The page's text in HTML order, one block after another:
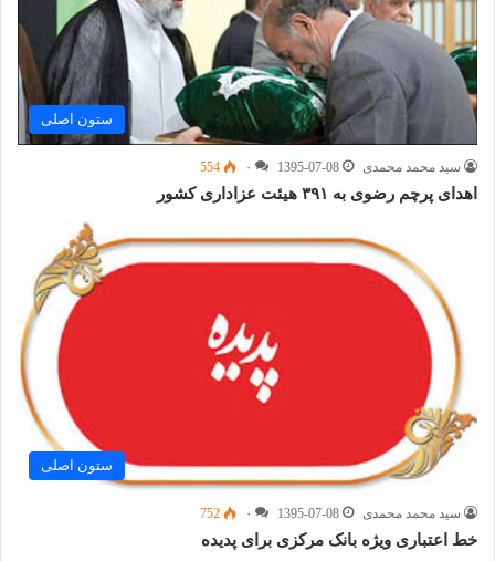
ستون اصلی
سید محمد محمدی 1395-07-08 ۰ 554
اهدای پرچم رضوی به ۳۹۱ هیئت عزاداری کشور
ستون اصلی
سید محمد محمدی 1395-07-08 ۰ 752
خط اعتباری ویژه بانک مرکزی برای پدیده